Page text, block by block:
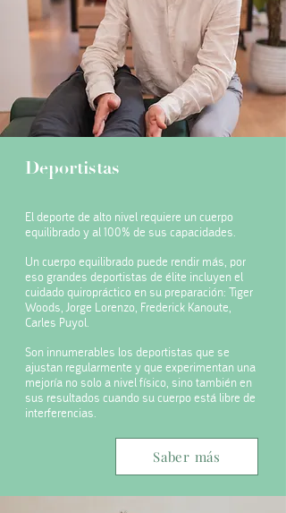
Deportistas
El deporte de alto nivel requiere un cuerpo
equilibrado y al 100% de sus capacidades.
Un cuerpo equilibrado puede rendir más, por
eso grandes deportistas de élite incluyen el
cuidado quiropráctico en su preparación: Tiger
Woods, Jorge Lorenzo, Frederick Kanoute,
Carles Puyol.
Son innumerables los deportistas que se
ajustan regularmente y que experimentan una
mejoría no solo a nivel físico, sino también en
sus resultados cuando su cuerpo está libre de
interferencias.
Saber más